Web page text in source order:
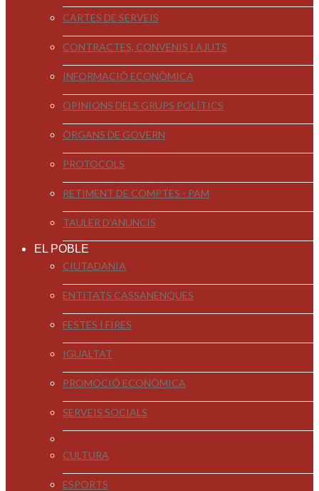
CARTES DE SERVEIS
CONTRACTES, CONVENIS I AJUTS
INFORMACIÓ ECONÒMICA
OPINIONS DELS GRUPS POLÍTICS
ÒRGANS DE GOVERN
PROTOCOLS
RETIMENT DE COMPTES - PAM
TAULER D'ANUNCIS
EL POBLE
CIUTADANIA
ENTITATS CASSANENQUES
FESTES I FIRES
IGUALTAT
PROMOCIÓ ECONÒMICA
SERVEIS SOCIALS
CULTURA
ESPORTS